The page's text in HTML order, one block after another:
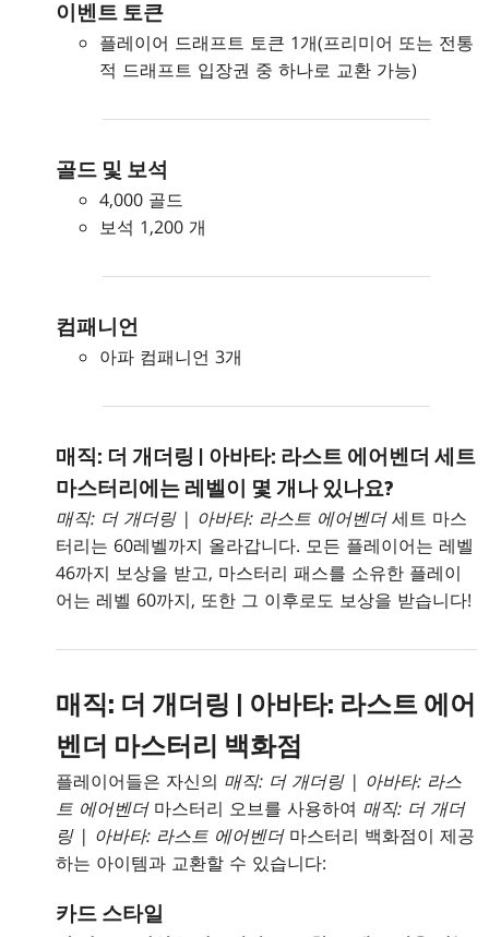
이벤트 토큰
플레이어 드래프트 토큰 1개(프리미어 또는 전통
적 드래프트 입장권 중 하나로 교환 가능)
골드 및 보석
4,000 골드
보석 1,200 개
컴패니언
아파 컴패니언 3개
매직: 더 개더링 | 아바타: 라스트 에어벤더 세트
마스터리에는 레벨이 몇 개나 있나요?
매직: 더 개더링 | 아바타: 라스트 에어벤더세트 마스
터리는 60레벨까지 올라갑니다. 모든 플레이어는 레벨
46까지 보상을 받고, 마스터리 패스를 소유한 플레이
어는 레벨 60까지, 또한 그 이후로도 보상을 받습니다!
매직: 더 개더링 | 아바타: 라스트 에어
벤더 마스터리 백화점
플레이어들은 자신의 매직: 더 개더링 | 아바타: 라스
트 에어벤더마스터리 오브를 사용하여 매직: 더 개더
링 | 아바타: 라스트 에어벤더마스터리 백화점이 제공
하는 아이템과 교환할 수 있습니다:
카드 스타일